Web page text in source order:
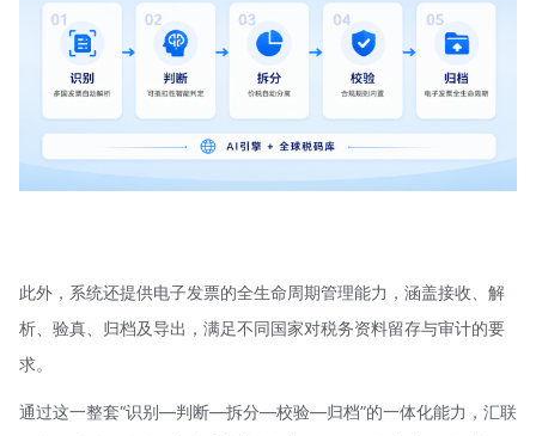
此外，系统还提供电子发票的全生命周期管理能力，涵盖接收、解
析、验真、归档及导出，满足不同国家对税务资料留存与审计的要
求。
通过这一整套“识别—判断—拆分—校验—归档”的一体化能力，汇联